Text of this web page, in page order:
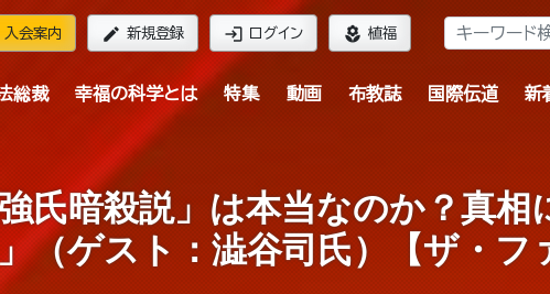
入会案内 edit 新規登録 login ログイン local_florist 植福
総裁 幸福の科学とは 特集 動画 布教誌 国際伝道 新
氏暗殺説」は本当なのか？真相
（ゲスト：澁谷司氏）【ザ・フ